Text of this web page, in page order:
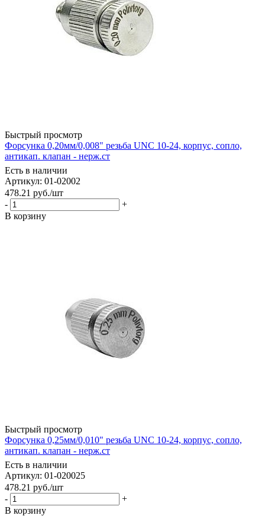
Быстрый просмотр
Форсунка 0,20мм/0,008" резьба UNC 10-24, корпус, сопло,
антикап. клапан - нерж.ст
Есть в наличии
Артикул: 01-02002
478.21 руб./шт
-
+
В корзину
Быстрый просмотр
Форсунка 0,25мм/0,010" резьба UNC 10-24, корпус, сопло,
антикап. клапан - нерж.ст
Есть в наличии
Артикул: 01-020025
478.21 руб./шт
-
+
В корзину